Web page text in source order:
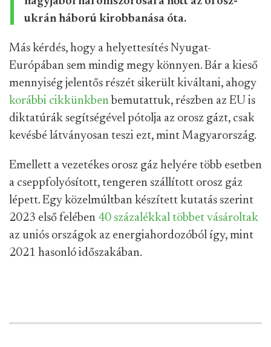
ukrán háború kirobbanása óta.
Más kérdés, hogy a helyettesítés Nyugat-
Európában sem mindig megy könnyen. Bár a kieső
mennyiség jelentős részét sikerült kiváltani, ahogy
korábbi cikkünkben bemutattuk, részben az EU is
diktatúrák segítségével pótolja az orosz gázt, csak
kevésbé látványosan teszi ezt, mint Magyarország.
Emellett a vezetékes orosz gáz helyére több esetben
a cseppfolyósított, tengeren szállított orosz gáz
lépett. Egy közelmúltban készített kutatás szerint
2023 első felében 40 százalékkal többet vásároltak
az uniós országok az energiahordozóból így, mint
2021 hasonló időszakában.